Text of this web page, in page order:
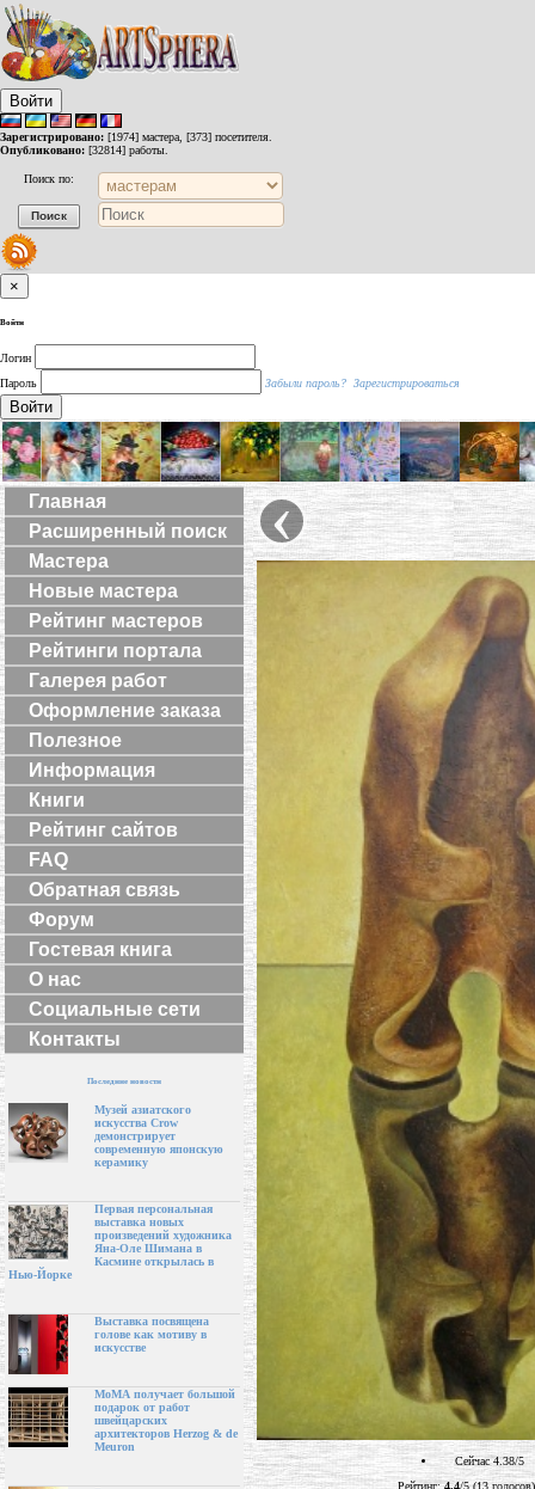
Войти
Зарегистрировано: [1974] мастера, [373] посетителя.
Опубликовано: [32814] работы.
Поиск по:
×
Войти
Логин
Пароль
Забыли пароль? Зарегистрироваться
Войти
Главная
Расширенный поиск
Мастера
Новые мастера
Рейтинг мастеров
Рейтинги портала
Галерея работ
Оформление заказа
Полезное
Информация
Книги
Рейтинг сайтов
FAQ
Обратная связь
Форум
Гостевая книга
О нас
Социальные сети
Контакты
Последние новости
Музей азиатского
искусства Crow
демонстрирует
современную японскую
керамику
Первая персональная
выставка новых
произведений художника
Яна-Оле Шимана в
Касмине открылась в
Нью-Йорке
Выставка посвящена
голове как мотиву в
искусстве
МоМА получает большой
подарок от работ
швейцарских
архитекторов Herzog & de
Meuron
‹
Сейчас 4.38/5
Рейтинг:4.4/5 (13 голосов)